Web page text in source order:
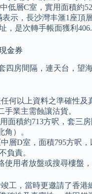
層C室，實用面積約
示，長沙灣丰滙1座
，是次轉手帳面獲利
金券
房間隔，連天台，望
何以上資料之準確性及
業主需蝕讓沽貨。
積約713方呎，套三
）。
D室，面積795方呎，
負責。
使用者放盤或搜尋樓盤
工，當時更邀請了香